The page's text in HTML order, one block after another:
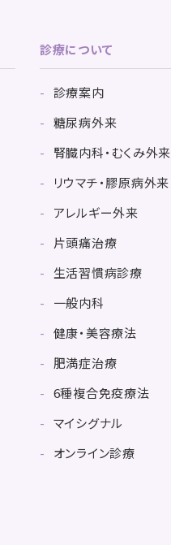
診療について
診療案内
糖尿病外来
腎臓内科・むくみ外来
リウマチ・膠原病外来
アレルギー外来
片頭痛治療
生活習慣病診療
一般内科
健康・美容療法
肥満症治療
6種複合免疫療法
マイシグナル
オンライン診療